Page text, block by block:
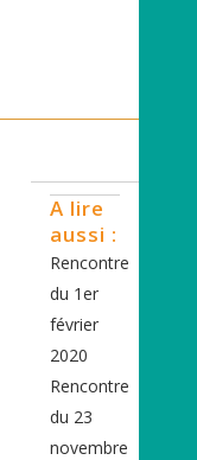
A lire
aussi :
Rencontre
du 1er
février
2020
Rencontre
du 23
novembre